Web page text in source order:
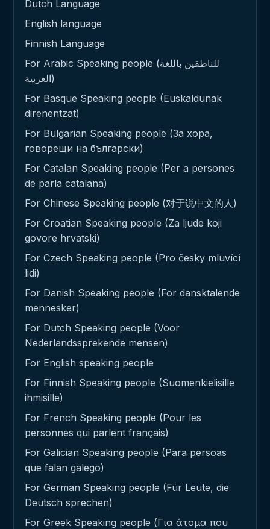
Dutch Language
English language
Finnish Language
For Arabic Speaking people (للناطقين باللغة
العربية)
For Basque Speaking people (Euskaldunak
direnentzat)
For Bulgarian Speaking people (За хора,
говорещи на български)
For Catalan Speaking people (Per a persones
de parla catalana)
For Chinese Speaking people (对于说中文的人)
For Croatian Speaking people (Za ljude koji
govore hrvatski)
For Czech Speaking people (Pro česky mluvící
lidi)
For Danish Speaking people (For dansktalende
mennesker)
For Dutch Speaking people (Voor
Nederlandssprekende mensen)
For English speaking people
For Finnish Speaking people (Suomenkielisille
ihmisille)
For French Speaking people (Pour les
personnes qui parlent français)
For Galician Speaking people (Para persoas
que falan galego)
For German Speaking people (Für Leute, die
Deutsch sprechen)
For Greek Speaking people (Για άτομα που